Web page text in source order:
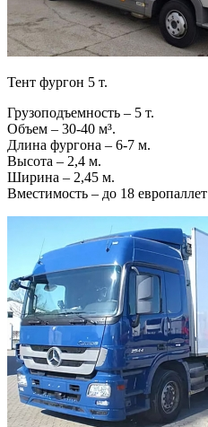
Тент фургон 5 т.
Грузоподъемность – 5 т.
Объем – 30-40 м³.
Длина фургона – 6-7 м.
Высота – 2,4 м.
Ширина – 2,45 м.
Вместимость – до 18 европаллет